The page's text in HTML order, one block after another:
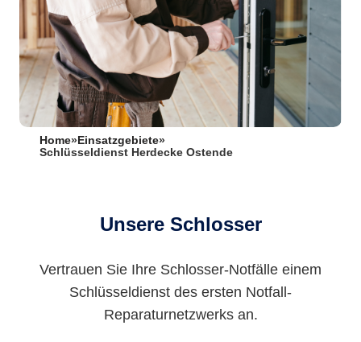
Home» Einsatzgebiete»
Schlüsseldienst Herdecke Ostende
Unsere Schlosser
Vertrauen Sie Ihre Schlosser-Notfälle einem
Schlüsseldienst des ersten Notfall-
Reparaturnetzwerks an.